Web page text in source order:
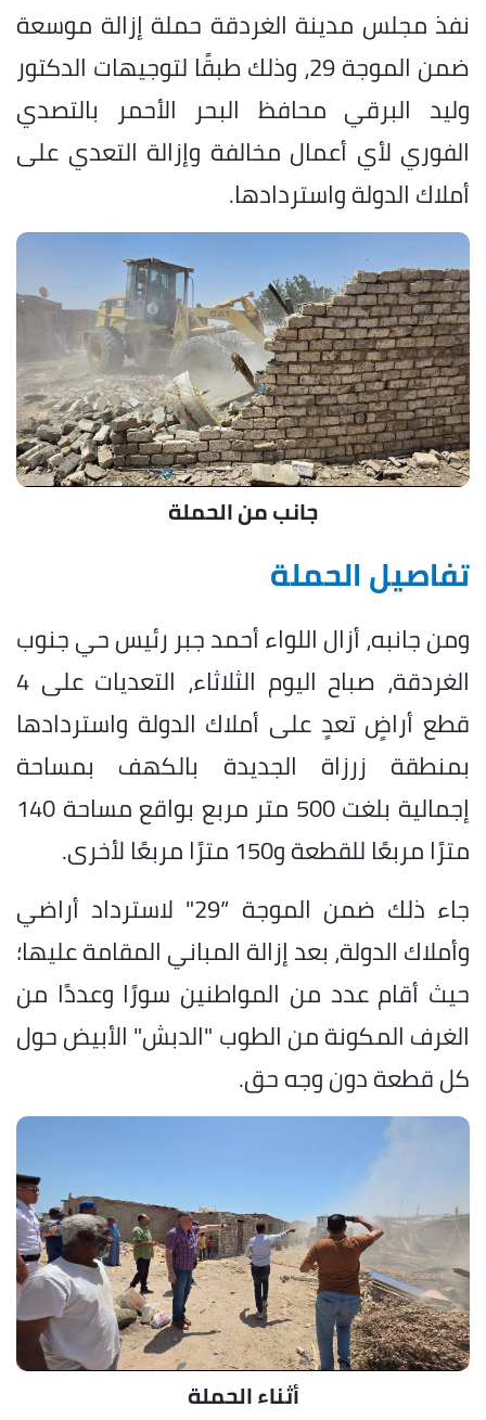
نفذ مجلس مدينة الغردقة حملة إزالة موسعة
ضمن الموجة 29، وذلك طبقًا لتوجيهات الدكتور
وليد البرقي محافظ البحر الأحمر بالتصدي
الفوري لأي أعمال مخالفة وإزالة التعدي على
أملاك الدولة واستردادها.
جانب من الحملة
تفاصيل الحملة
ومن جانبه، أزال اللواء أحمد جبر رئيس حي جنوب
الغردقة، صباح اليوم الثلاثاء، التعديات على 4
قطع أراضٍ تعدٍ على أملاك الدولة واستردادها
بمنطقة زرزاة الجديدة بالكهف بمساحة
إجمالية بلغت 500 متر مربع بواقع مساحة 140
مترًا مربعًا للقطعة و150 مترًا مربعًا لأخرى.
جاء ذلك ضمن الموجة ”29" لاسترداد أراضي
وأملاك الدولة، بعد إزالة المباني المقامة عليها؛
حيث أقام عدد من المواطنين سورًا وعددًا من
الغرف المكونة من الطوب "الدبش" الأبيض حول
كل قطعة دون وجه حق.
أثناء الحملة